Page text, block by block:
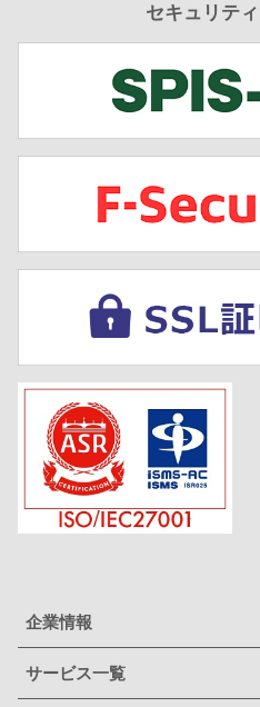
セキュリテ
企業情報
サービス一覧